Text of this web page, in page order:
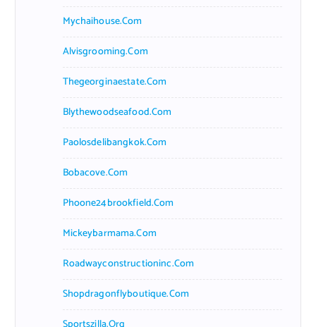
Mychaihouse.com
Alvisgrooming.com
Thegeorginaestate.com
Blythewoodseafood.com
Paolosdelibangkok.com
Bobacove.com
Phoone24brookfield.com
Mickeybarmama.com
Roadwayconstructioninc.com
Shopdragonflyboutique.com